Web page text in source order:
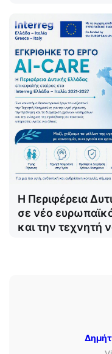
Η Περιφέρεια
σε νέο
και την τεχνητή